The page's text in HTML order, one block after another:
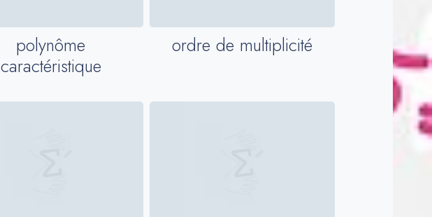
polynôme
caractéristique
ordre de multiplicité